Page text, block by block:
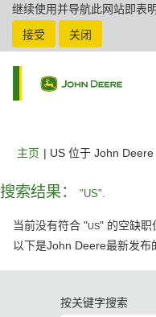
继续使用并导航此网站即表
接受
关闭
主页 | US 位于 John Deere
搜索结果： "US".
当前没有符合 "US" 的空缺职
以下是John Deere最新发布
按关键字搜索